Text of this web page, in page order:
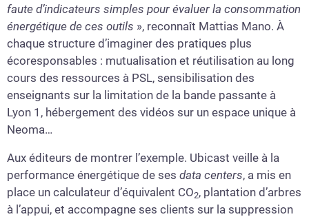
faute d’indicateurs simples pour évaluer la consommation
énergétique de ces outils », reconnaît Mattias Mano. À
chaque structure d’imaginer des pratiques plus
écoresponsables : mutualisation et réutilisation au long
cours des ressources à PSL, sensibilisation des
enseignants sur la limitation de la bande passante à
Lyon 1, hébergement des vidéos sur un espace unique à
Neoma…
Aux éditeurs de montrer l’exemple. Ubicast veille à la
performance énergétique de ses data centers, a mis en
place un calculateur d’équivalent CO2, plantation d’arbres
à l’appui, et accompagne ses clients sur la suppression